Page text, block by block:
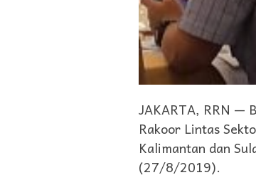
JAKARTA, RRN —
Rakoor Lintas
Kalimantan dan
(27/8/2019).